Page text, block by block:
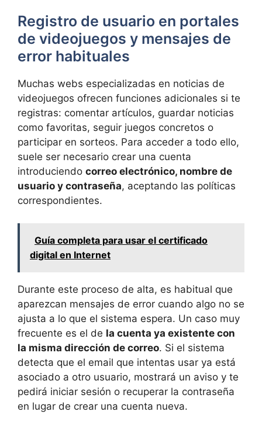
Registro de usuario en portales
de videojuegos y mensajes de
error habituales
Muchas webs especializadas en noticias de
videojuegos ofrecen funciones adicionales si te
registras: comentar artículos, guardar noticias
como favoritas, seguir juegos concretos o
participar en sorteos. Para acceder a todo ello,
suele ser necesario crear una cuenta
introduciendo correo electrónico, nombre de
usuario y contraseña, aceptando las políticas
correspondientes.
Guía completa para usar el certificado
digital en Internet
Durante este proceso de alta, es habitual que
aparezcan mensajes de error cuando algo no se
ajusta a lo que el sistema espera. Un caso muy
frecuente es el de la cuenta ya existente con
la misma dirección de correo. Si el sistema
detecta que el email que intentas usar ya está
asociado a otro usuario, mostrará un aviso y te
pedirá iniciar sesión o recuperar la contraseña
en lugar de crear una cuenta nueva.